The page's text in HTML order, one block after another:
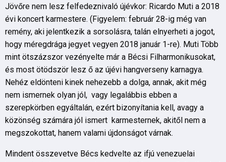
Jövőre nem lesz felfedeznivaló újévkor: Ricardo Muti a 2018
évi koncert karmestere. (Figyelem: február 28-ig még van
remény, aki jelentkezik a sorsolásra, talán elnyerheti a jogot,
hogy méregdrága jegyet vegyen 2018 január 1-re). Muti Több
mint ötszázszor vezényelte már a Bécsi Filharmonikusokat,
és most ötödször lesz ő az újévi hangverseny karnagya.
Nehéz eldönteni kinek nehezebb a dolga, annak, akit még
nem ismernek olyan jól, vagy legalábbis ebben a
szerepkörben egyáltalán, ezért bizonyítania kell, avagy a
közönség számára jól ismert karmesternek, akitől nem a
megszokottat, hanem valami újdonságot várnak.
Mindent összevetve Bécs kedvelte az ifjú venezuelai